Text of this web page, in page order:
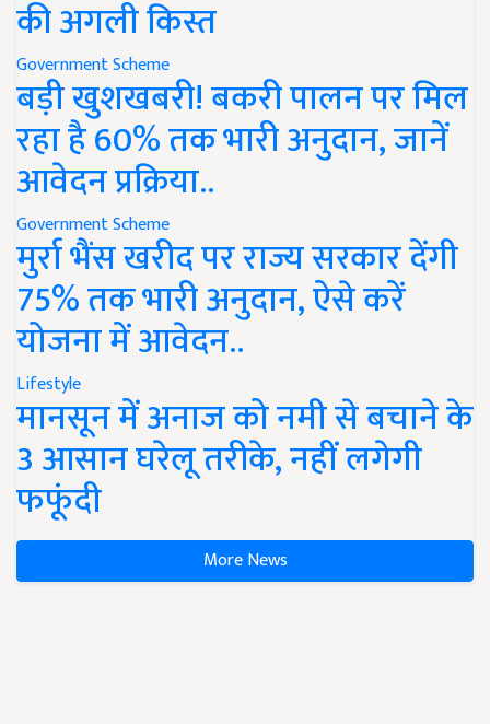
की अगली किस्त
Government Scheme
बड़ी खुशखबरी! बकरी पालन पर मिल
रहा है 60% तक भारी अनुदान, जानें
आवेदन प्रक्रिया..
Government Scheme
मुर्रा भैंस खरीद पर राज्य सरकार देंगी
75% तक भारी अनुदान, ऐसे करें
योजना में आवेदन..
Lifestyle
मानसून में अनाज को नमी से बचाने के
3 आसान घरेलू तरीके, नहीं लगेगी
फफूंदी
More News